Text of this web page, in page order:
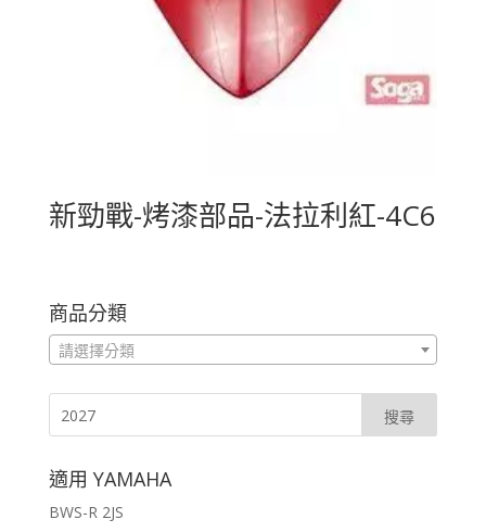
新勁戰-烤漆部品-法拉利紅-4C6
商品分類
請選擇分類
適用 YAMAHA
BWS-R 2JS